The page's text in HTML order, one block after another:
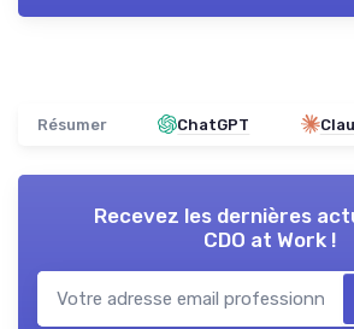
Résumer ChatGPT
Recevez les dernières
CDO at Work !